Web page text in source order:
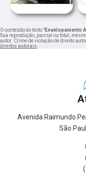
O conteúdo do texto "Envelopamento
Sua reprodução, parcial ou total,
autor. Crime de violação de direito
direitos autorais
Avenida Raimundo
São